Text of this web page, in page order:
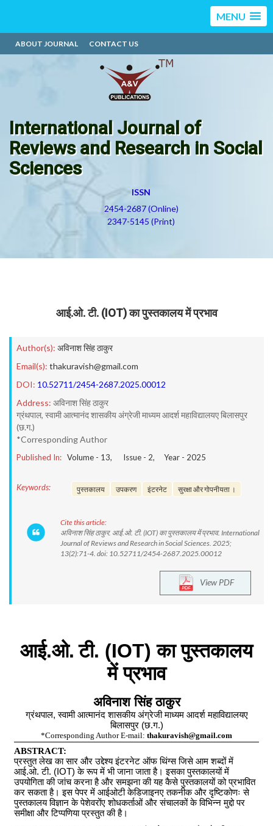
MENU
ABOUT JOURNAL CONTACT US
International Journal of
Reviews and Research in Social
Sciences
ISSN
2454-2687 (Online)
2347-5145 (Print)
आई.ओ. टी. (IOT) का पुस्तकालय में प्रभाव
Author(s): अविनाश सिंह ठाकुर
Email(s): thakuravish@gmail.com
DOI: 10.52711/2454-2687.2025.00012
Address: अविनाश सिंह ठाकुर
ग्रंथपाल, स्वामी आत्मानंद शासकीय अंग्रेजी माध्यम आदर्श महाविद्यालयए बिलासपुर
(छ.ग.)
*Corresponding Author
Published In: Volume - 13, Issue - 2, Year - 2025
Keywords: पुस्तकालय उपकरण इंटरनेट सुरक्षा और गोपनीयता ।
Cite this article:
अविनाश सिंह ठाकुर. आई.ओ. टी. (IOT) का पुस्तकालय में प्रभाव. International
Journal of Reviews and Research in Social Sciences. 2025;
13(2):71-4. doi: 10.52711/2454-2687.2025.00012
View PDF